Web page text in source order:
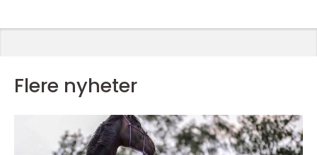
Flere nyheter